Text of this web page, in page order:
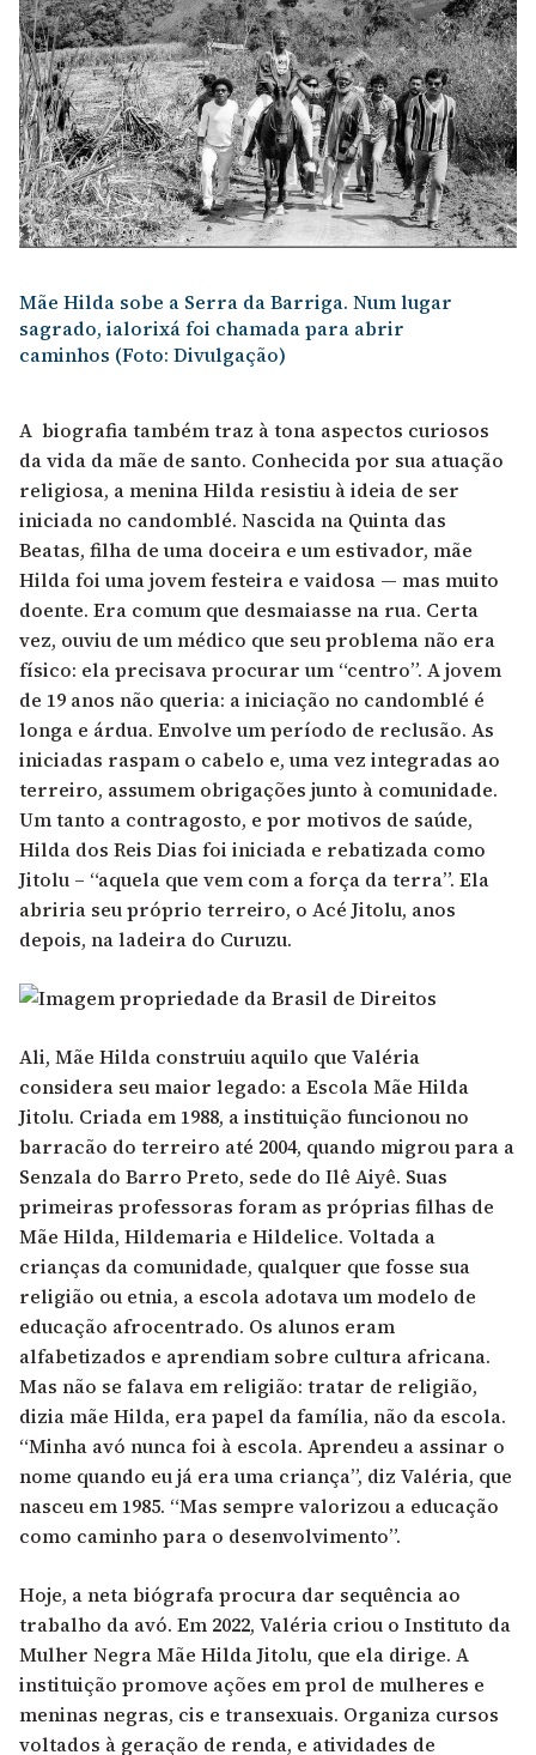
Mãe Hilda sobe a Serra da Barriga. Num lugar
sagrado, ialorixá foi chamada para abrir
caminhos (Foto: Divulgação)
A biografia também traz à tona aspectos curiosos
da vida da mãe de santo. Conhecida por sua atuação
religiosa, a menina Hilda resistiu à ideia de ser
iniciada no candomblé. Nascida na Quinta das
Beatas, filha de uma doceira e um estivador, mãe
Hilda foi uma jovem festeira e vaidosa — mas muito
doente. Era comum que desmaiasse na rua. Certa
vez, ouviu de um médico que seu problema não era
físico: ela precisava procurar um “centro”. A jovem
de 19 anos não queria: a iniciação no candomblé é
longa e árdua. Envolve um período de reclusão. As
iniciadas raspam o cabelo e, uma vez integradas ao
terreiro, assumem obrigações junto à comunidade.
Um tanto a contragosto, e por motivos de saúde,
Hilda dos Reis Dias foi iniciada e rebatizada como
Jitolu – “aquela que vem com a força da terra”. Ela
abriria seu próprio terreiro, o Acé Jitolu, anos
depois, na ladeira do Curuzu.
Ali, Mãe Hilda construiu aquilo que Valéria
considera seu maior legado: a Escola Mãe Hilda
Jitolu. Criada em 1988, a instituição funcionou no
barracão do terreiro até 2004, quando migrou para a
Senzala do Barro Preto, sede do Ilê Aiyê. Suas
primeiras professoras foram as próprias filhas de
Mãe Hilda, Hildemaria e Hildelice. Voltada a
crianças da comunidade, qualquer que fosse sua
religião ou etnia, a escola adotava um modelo de
educação afrocentrado. Os alunos eram
alfabetizados e aprendiam sobre cultura africana.
Mas não se falava em religião: tratar de religião,
dizia mãe Hilda, era papel da família, não da escola.
“Minha avó nunca foi à escola. Aprendeu a assinar o
nome quando eu já era uma criança”, diz Valéria, que
nasceu em 1985. “Mas sempre valorizou a educação
como caminho para o desenvolvimento”.
Hoje, a neta biógrafa procura dar sequência ao
trabalho da avó. Em 2022, Valéria criou o Instituto da
Mulher Negra Mãe Hilda Jitolu, que ela dirige. A
instituição promove ações em prol de mulheres e
meninas negras, cis e transexuais. Organiza cursos
voltados à geração de renda, e atividades de